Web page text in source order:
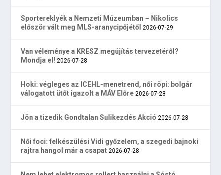
Sportereklyék a Nemzeti Múzeumban – Nikolics
először vált meg MLS-aranycipőjétől 2026-07-29
Van véleménye a KRESZ megújítás tervezetéről?
Mondja el! 2026-07-28
Hoki: végleges az ICEHL-menetrend, női röpi: bolgár
válogatott ütőt igazolt a MÁV Előre 2026-07-28
Jön a tizedik Gondtalan Sulikezdés Akció 2026-07-28
Női foci: felkészülési Vidi győzelem, a szegedi bajnoki
rajtra hangol már a csapat 2026-07-28